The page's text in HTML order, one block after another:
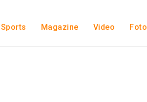
Sports Magazine Video Foto